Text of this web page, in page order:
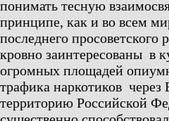
понимать тесную
принципе, как и во всем
последнего
кровно заинтересованы в
огромных площадей
трафика наркотиков
территорию Российской